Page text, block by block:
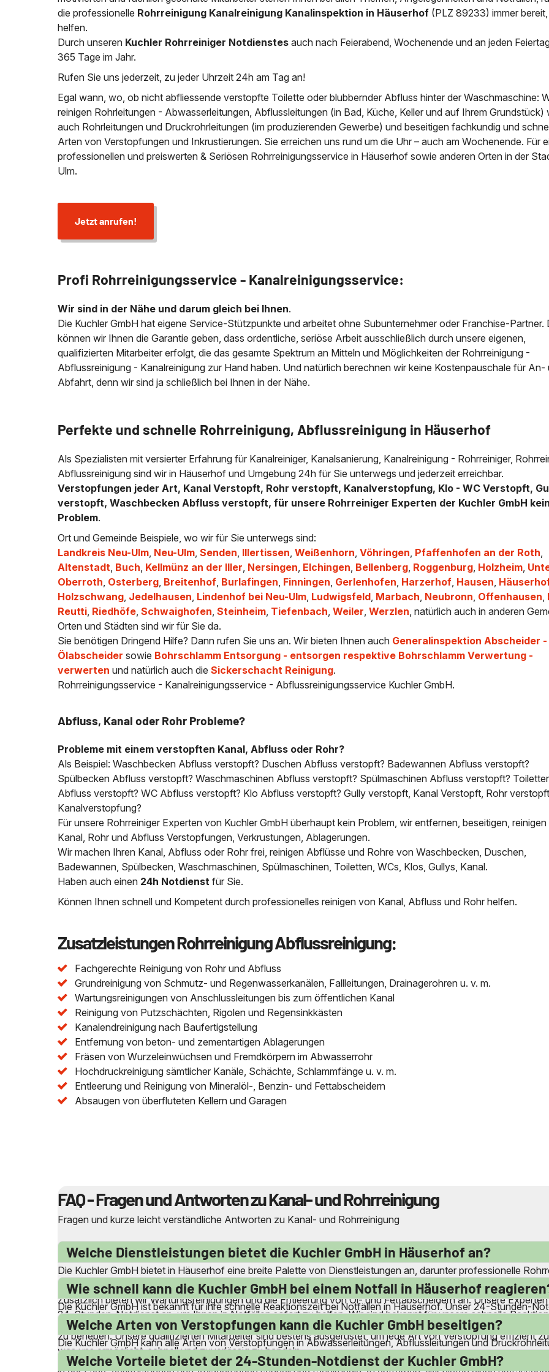
News & Aktuelles
Zertifikate /
die professionelle Rohrreinigung Kanalreinigung Kanalinspektion in Häuserhof (PLZ 89233) immer
helfen.
Durch unseren Kuchler Rohrreiniger Notdienstes auch nach Feierabend, Wochenende und an jeden
365 Tage im Jahr.
Rufen Sie uns jederzeit, zu jeder Uhrzeit 24h am Tag an!
Egal wann, wo, ob nicht abfliessende verstopfte Toilette oder blubbernder Abfluss hinter der Waschmaschine:
reinigen Rohrleitungen - Abwasserleitungen, Abflussleitungen (in Bad, Küche, Keller und auf Ihrem Grundstück)
auch Rohrleitungen und Druckrohrleitungen (im produzierenden Gewerbe) und beseitigen fachkundig und
Arten von Verstopfungen und Inkrustierungen. Sie erreichen uns rund um die Uhr – auch am Wochenende. Für
professionellen und preiswerten & Seriösen Rohrreinigungsservice in Häuserhof sowie anderen Orten in der
Ulm.
Jetzt anrufen!
Profi Rohrreinigungsservice - Kanalreinigungsservice:
Wir sind in der Nähe und darum gleich bei Ihnen.
Die Kuchler GmbH hat eigene Service-Stützpunkte und arbeitet ohne Subunternehmer oder Franchise-Partner.
können wir Ihnen die Garantie geben, dass ordentliche, seriöse Arbeit ausschließlich durch unsere eigenen,
qualifizierten Mitarbeiter erfolgt, die das gesamte Spektrum an Mitteln und Möglichkeiten der Rohrreinigung -
Abflussreinigung - Kanalreinigung zur Hand haben. Und natürlich berechnen wir keine Kostenpauschale für An-
Abfahrt, denn wir sind ja schließlich bei Ihnen in der Nähe.
Perfekte und schnelle Rohrreinigung, Abflussreinigung in Häuserhof
Als Spezialisten mit versierter Erfahrung für Kanalreiniger, Kanalsanierung, Kanalreinigung - Rohrreiniger,
Abflussreinigung sind wir in Häuserhof und Umgebung 24h für Sie unterwegs und jederzeit erreichbar.
Verstopfungen jeder Art, Kanal Verstopft, Rohr verstopft, Kanalverstopfung, Klo - WC Verstopft,
verstopft, Waschbecken Abfluss verstopft, für unsere Rohrreiniger Experten der Kuchler GmbH kein
Problem.
Ort und Gemeinde Beispiele, wo wir für Sie unterwegs sind:
Landkreis Neu-Ulm, Neu-Ulm,Senden, Illertissen,Weißenhorn,Vöhringen, Pfaffenhofen an der Roth,
Altenstadt, Buch, Kellmünz an der Iller, Nersingen, Elchingen, Bellenberg, Roggenburg, Holzheim,
Oberroth, Osterberg, Breitenhof, Burlafingen, Finningen, Gerlenhofen, Harzerhof, Hausen,
Holzschwang, Jedelhausen, Lindenhof bei Neu-Ulm, Ludwigsfeld, Marbach, Neubronn, Offenhausen,
Reutti, Riedhöfe,Schwaighofen,Steinheim, Tiefenbach,Weiler,Werzlen, natürlich auch in anderen
Orten und Städten sind wir für Sie da.
Sie benötigen Dringend Hilfe? Dann rufen Sie uns an. Wir bieten Ihnen auch Generalinspektion Abscheider -
Ölabscheider sowie Bohrschlamm Entsorgung - entsorgen respektive Bohrschlamm Verwertung -
verwerten und natürlich auch dieSickerschacht Reinigung.
Rohrreinigungsservice - Kanalreinigungsservice - Abflussreinigungsservice Kuchler GmbH.
Abfluss, Kanal oder Rohr Probleme?
Probleme mit einem verstopften Kanal, Abfluss oder Rohr?
Als Beispiel: Waschbecken Abfluss verstopft? Duschen Abfluss verstopft? Badewannen Abfluss verstopft?
Spülbecken Abfluss verstopft? Waschmaschinen Abfluss verstopft? Spülmaschinen Abfluss verstopft?
Abfluss verstopft? WC Abfluss verstopft? Klo Abfluss verstopft? Gully verstopft, Kanal Verstopft, Rohr verstopft,
Kanalverstopfung?
Für unsere Rohrreiniger Experten von Kuchler GmbH überhaupt kein Problem, wir entfernen, beseitigen, reinigen
Kanal, Rohr und Abfluss Verstopfungen, Verkrustungen, Ablagerungen.
Wir machen Ihren Kanal, Abfluss oder Rohr frei, reinigen Abflüsse und Rohre von Waschbecken, Duschen,
Badewannen, Spülbecken, Waschmaschinen, Spülmaschinen, Toiletten, WCs, Klos, Gullys, Kanal.
Haben auch einen 24h Notdienst für Sie.
Können Ihnen schnell und Kompetent durch professionelles reinigen von Kanal, Abfluss und Rohr helfen.
Zusatzleistungen Rohrreinigung Abflussreinigung:
Fachgerechte Reinigung von Rohr und Abfluss
Grundreinigung von Schmutz- und Regenwasserkanälen, Fallleitungen, Drainagerohren u. v. m.
Wartungsreinigungen von Anschlussleitungen bis zum öffentlichen Kanal
Reinigung von Putzschächten, Rigolen und Regensinkkästen
Kanalendreinigung nach Baufertigstellung
Entfernung von beton- und zementartigen Ablagerungen
Fräsen von Wurzeleinwüchsen und Fremdkörpern im Abwasserrohr
Hochdruckreinigung sämtlicher Kanäle, Schächte, Schlammfänge u. v. m.
Entleerung und Reinigung von Mineralöl-, Benzin- und Fettabscheidern
Absaugen von überfluteten Kellern und Garagen
FAQ - Fragen und Antworten zu Kanal- und Rohrreinigung
Fragen und kurze leicht verständliche Antworten zu Kanal- und Rohrreinigung
Welche Dienstleistungen bietet die Kuchler GmbH in Häuserhof an?
Die Kuchler GmbH bietet in Häuserhof eine breite Palette von Dienstleistungen an, darunter professionelle
Unser Team ist spezialisiert auf die Beseitigung von Verstopfungen und Inkrustierungen in Abwasserleitungen,
Zusätzlich bieten wir Wartungsreinigungen und die Entleerung von Öl- und Fettabscheidern an. Unsere
24-Stunden-Notdienst an, um Ihnen in Notfällen sofort zu helfen. Wir sind bekannt für unsere schnelle
Verstopfungen schnell und fachkundig zu entfernen.
Wie schnell kann die Kuchler GmbH bei einem Notfall in Häuserhof
Die Kuchler GmbH ist bekannt für ihre schnelle Reaktionszeit bei Notfällen in Häuserhof. Unser 24-Stunden-
an Wochenenden und Feiertagen. Da wir lokale Service-Stützpunkte haben, können wir schnell vor Ort sein,
zu beheben. Unsere qualifizierten Mitarbeiter sind bestens ausgerüstet, um jede Art von Verstopfung effizient
was uns ermöglicht, schnell und zuverlässig zu handeln.
Welche Arten von Verstopfungen kann die Kuchler GmbH beseitigen?
Die Kuchler GmbH kann alle Arten von Verstopfungen in Abwasserleitungen, Abflussleitungen und
Toiletten, blubbernde Abflüsse hinter der Waschmaschine sowie Verstopfungen in Waschbecken, Duschen,
Welche Vorteile bietet der 24-Stunden-Notdienst der Kuchler GmbH?